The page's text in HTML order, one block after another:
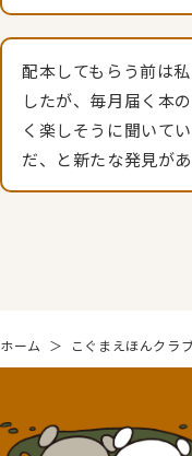
配本してもらう前は
したが、毎月届く本
く楽しそうに聞いて
だ、と新たな発見が
ホーム ＞ こぐまえほんクラ